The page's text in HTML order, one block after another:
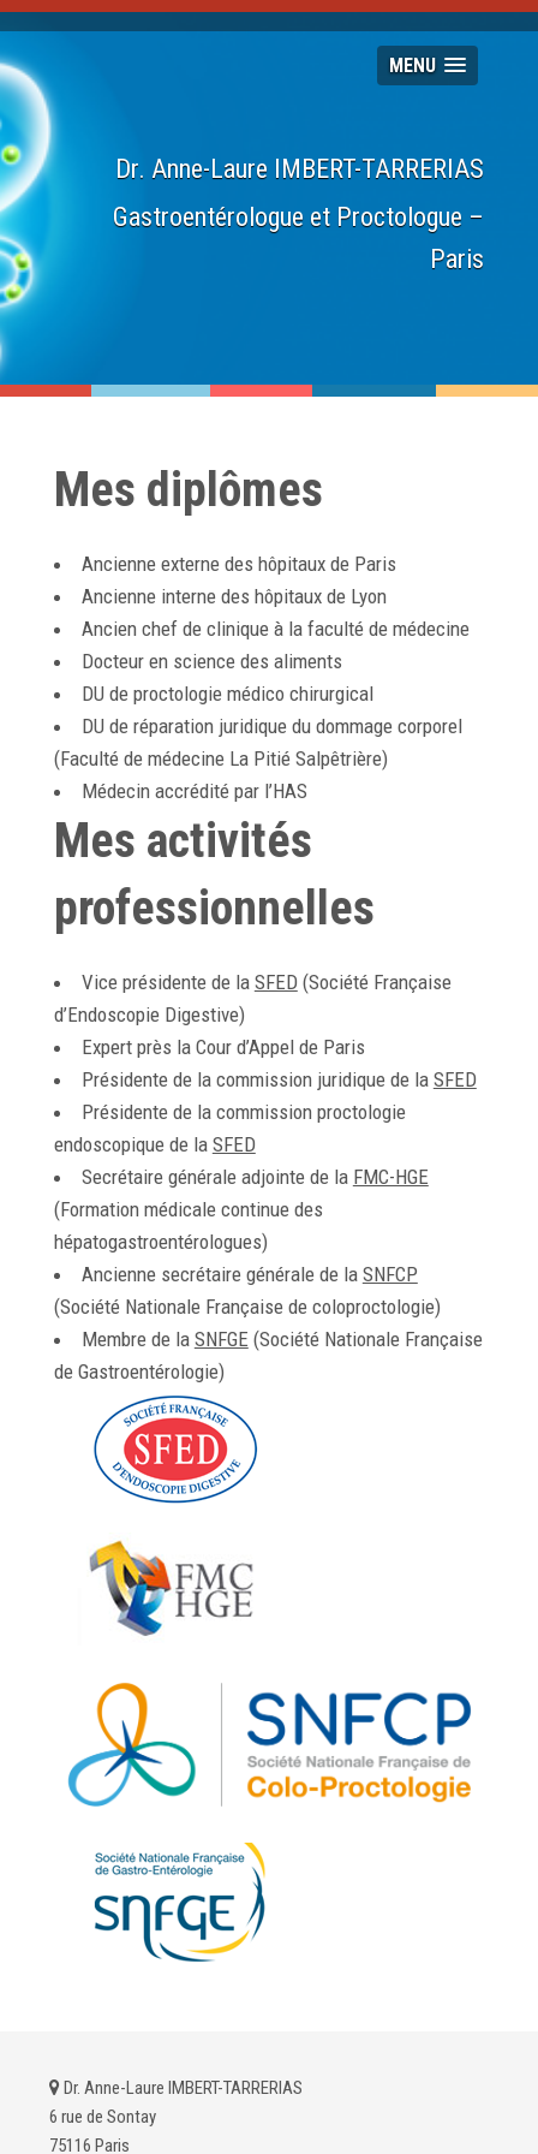
MENU
Dr. Anne-Laure IMBERT-TARRERIAS
Gastroentérologue et Proctologue –
Paris
Mes diplômes
Ancienne externe des hôpitaux de Paris
Ancienne interne des hôpitaux de Lyon
Ancien chef de clinique à la faculté de médecine
Docteur en science des aliments
DU de proctologie médico chirurgical
DU de réparation juridique du dommage corporel
(Faculté de médecine La Pitié Salpêtrière)
Médecin accrédité par l’HAS
Mes activités
professionnelles
Vice présidente de la SFED(Société Française
d’Endoscopie Digestive)
Expert près la Cour d’Appel de Paris
Présidente de la commission juridique de la SFED
Présidente de la commission proctologie
endoscopique de la SFED
Secrétaire générale adjointe de la FMC-HGE
(Formation médicale continue des
hépatogastroentérologues)
Ancienne secrétaire générale de la SNFCP
(Société Nationale Française de coloproctologie)
Membre de la SNFGE (Société Nationale Française
de Gastroentérologie)
Dr. Anne-Laure IMBERT-TARRERIAS
6 rue de Sontay
75116 Paris